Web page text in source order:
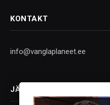
KONTAKT
info@vanglaplaneet.ee
JÄLGI SOTSIAALMEEDIAS